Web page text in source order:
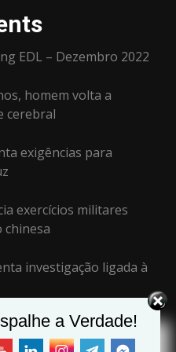
EDL – Dezembro 2022
homem volta a
cerebral
exigências para
exercícios militares
chinesa
investigação ligada à
a Verdade!